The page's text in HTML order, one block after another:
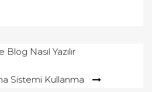
Nasıl Yazılır
Sistemi Kullanma